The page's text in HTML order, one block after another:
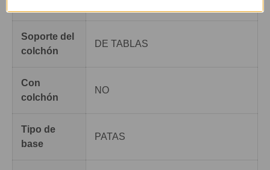
Soporte del
colchón
DE TABLAS
Con
colchón
NO
Tipo de
base
PATAS